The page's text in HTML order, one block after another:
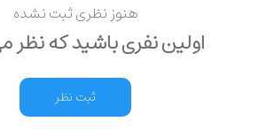
هنوز نظری ثبت نشده
اولین نفری باشید که نظر
ثبت نظر